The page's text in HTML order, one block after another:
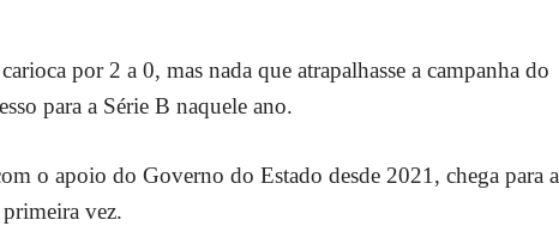
por 2 a 0, mas nada que atrapalhasse a campanha do
para a Série B naquele ano.
o apoio do Governo do Estado desde 2021, chega para a
vez.